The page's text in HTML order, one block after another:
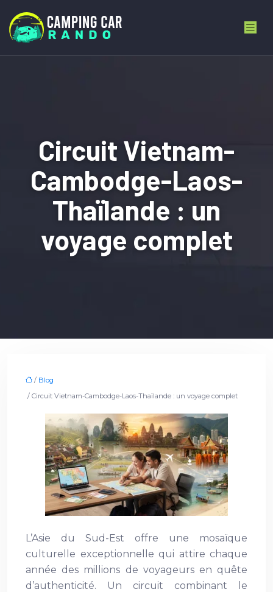
Circuit Vietnam-
Cambodge-Laos-
Thaïlande : un
voyage complet
/ Blog
/ Circuit Vietnam-Cambodge-Laos-Thaïlande : un voyage complet
L’Asie du Sud-Est offre une mosaïque
culturelle exceptionnelle qui attire chaque
année des millions de voyageurs en quête
d’authenticité. Un circuit combinant le